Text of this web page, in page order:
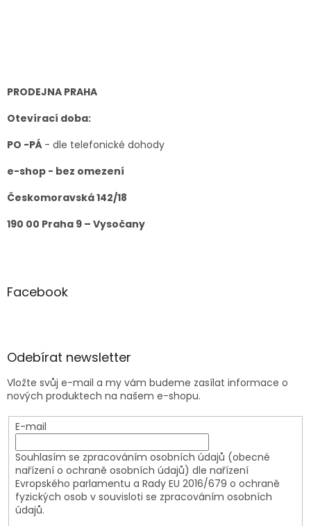
PRODEJNA PRAHA
Otevírací doba:
PO -PÁ - dle telefonické dohody
e-shop - bez omezení
Českomoravská 142/18
190 00 Praha 9 – Vysočany
Facebook
Odebírat newsletter
Vložte svůj e-mail a my vám budeme zasílat informace o
nových produktech na našem e-shopu.
E-mail
Souhlasím se zpracováním osobních údajů (obecné
nařízení o ochraně osobních údajů) dle nařízení
Evropského parlamentu a Rady EU 2016/679 o ochraně
fyzických osob v souvisloti se zpracováním osobních
údajů.